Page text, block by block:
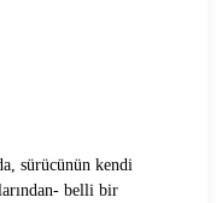
sürücünün kendi
belli bir